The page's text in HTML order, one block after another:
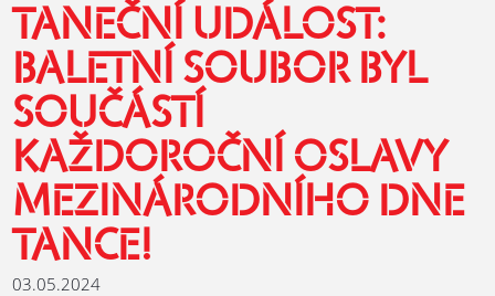
TANEČNÍ UDÁLOST:
BALETNÍ SOUBOR BYL
SOUČÁSTÍ
KAŽDOROČNÍ OSLAVY
MEZINÁRODNÍHO DNE
TANCE!
03.05.2024